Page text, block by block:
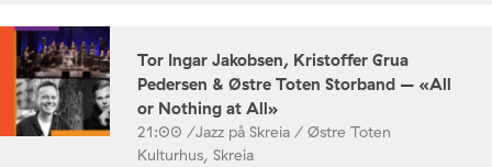
Tor Ingar Jakobsen, Kristoffer Grua
Pedersen & Østre Toten Storband – «All
or Nothing at All»
21:00 /Jazz på Skreia / Østre Toten
Kulturhus, Skreia